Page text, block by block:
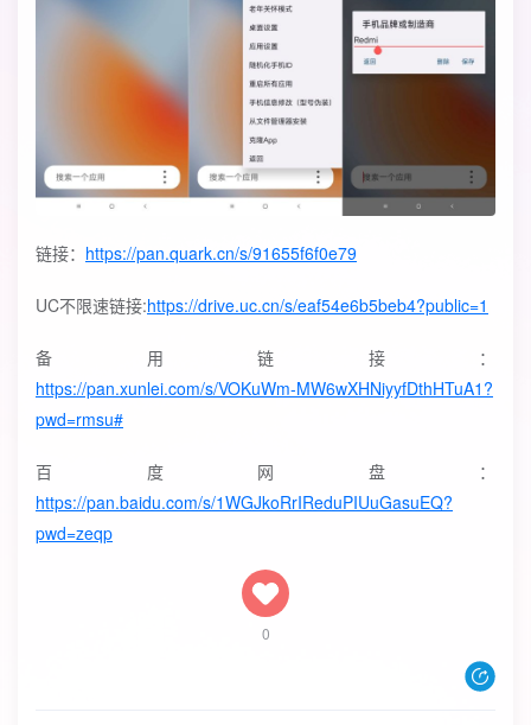
链接： https://pan.quark.cn/s/91655f6f0e79
UC不限速链接:https://drive.uc.cn/s/eaf54e6b5beb4?public=1
备用链接：
https://pan.xunlei.com/s/VOKuWm-MW6wXHNiyyfDthHTuA1?
pwd=rmsu#
百度网盘：
https://pan.baidu.com/s/1WGJkoRrIReduPIUuGasuEQ?
pwd=zeqp
0